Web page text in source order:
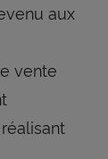
aux
vente